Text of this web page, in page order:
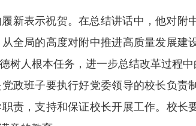
新表示祝贺。在总结讲话中，他对附
全局的高度对附中推进高质量发展
树人根本任务，进一步总结改革过程
政班子要执行好党委领导的校长负责
责，支持和保证校长开展工作。校